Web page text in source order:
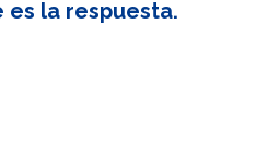
es la respuesta.